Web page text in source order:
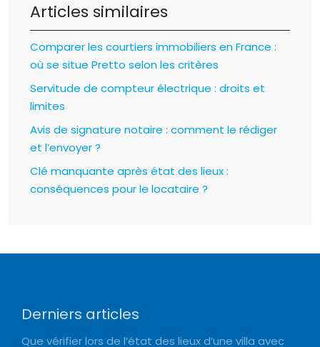
Articles similaires
Comparer les courtiers immobiliers en France :
où se situe Pretto selon les critères
Servitude de compteur électrique : droits et
limites
Avis de signature notaire : comment le rédiger
et l’envoyer ?
Clé manquante après état des lieux :
conséquences pour le locataire ?
Derniers articles
Que vérifier lors de l’état des lieux d’une villa avec